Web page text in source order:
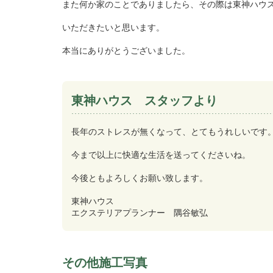
また何か家のことでありましたら、その際は東神ハウ
いただきたいと思います。
本当にありがとうございました。
東神ハウス スタッフより
長年のストレスが無くなって、とてもうれしいです。
今まで以上に快適な生活を送ってくださいね。
今後ともよろしくお願い致します。
東神ハウス
エクステリアプランナー 隅谷敏弘
その他施工写真